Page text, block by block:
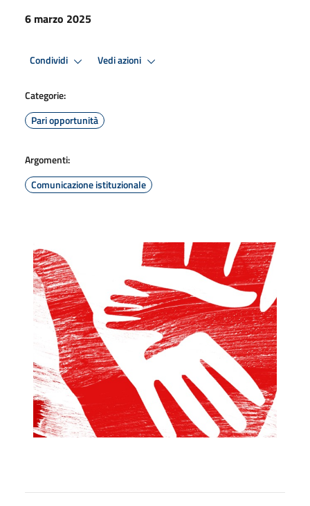
6 marzo 2025
Condividi Vedi azioni
Categorie:
Pari opportunità
Argomenti:
Comunicazione istituzionale